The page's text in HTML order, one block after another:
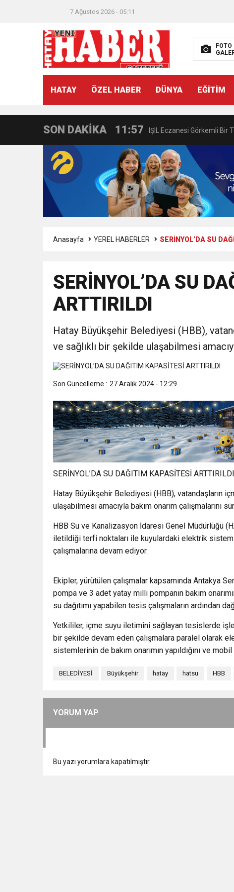
7 Ağustos 2026 - 05:11
FOTO
HATAY ÖZEL HABER DÜNYA EĞİTİM
SON DAKİKA
21:40
18:22 BAŞKAN SAMİ
11:47
11:57 IŞIL Eczanesi Görkemli Bir
21:40 HİKMET KAMİL
3:47 Belediye Başkanı İbrahim
6:19
1:00 İTSO İŞ-KUR SGK
21:40 CEYLANDERE’DE BAŞKAN
Anasayfa YEREL HABERLER SERİNYOL’DA SU
SERİNYOL’DA SU
ARTTIRILDI
Hatay Büyükşehir Belediyesi (HBB),
ve sağlıklı bir şekilde ulaşabilmesi
Son Güncelleme : 27 Aralık 2024 - 12:29
SERİNYOL’DA SU DAĞITIM KAPASİTESİ ARTTIRILDI
Hatay Büyükşehir Belediyesi (HBB), vatandaşların
ulaşabilmesi amacıyla bakım onarım çalışmalarını
HBB Su ve Kanalizasyon İdaresi Genel Müdürlüğü
iletildiği terfi noktaları ile kuyulardaki elektrik
çalışmalarına devam ediyor.
Ekipler, yürütülen çalışmalar kapsamında Antakya
pompa ve 3 adet yatay milli pompanın bakım
su dağıtımı yapabilen tesis çalışmaların ardından
Yetkililer, içme suyu iletimini sağlayan tesislerde
bir şekilde devam eden çalışmalara paralel olarak
sistemlerinin de bakım onarımın yapıldığını ve
BELEDİYESİ Büyükşehir hatay hatsu HBB
YORUM YAP
Bu yazı yorumlara kapatılmıştır.